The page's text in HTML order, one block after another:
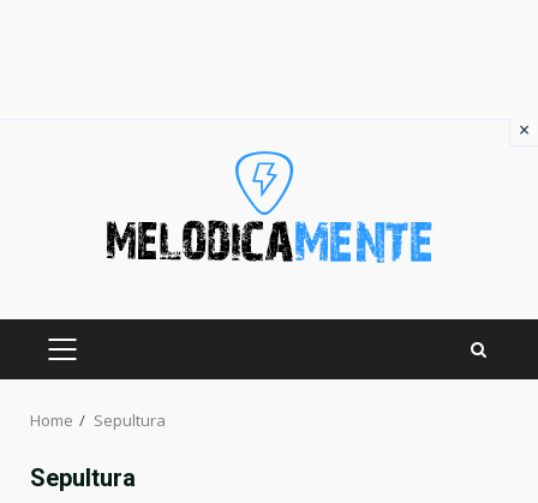
PRIMARY
Home Sepultura
Sepultura
×